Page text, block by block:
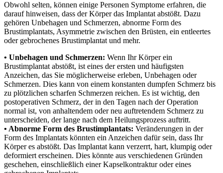
Obwohl selten, können einige Personen Symptome erfahren, die
darauf hinweisen, dass der Körper das Implantat abstößt. Dazu
gehören Unbehagen und Schmerzen, abnorme Form des
Brustimplantats, Asymmetrie zwischen den Brüsten, ein entleertes
oder gebrochenes Brustimplantat und mehr.
• Unbehagen und Schmerzen: Wenn Ihr Körper ein
Brustimplantat abstößt, ist eines der ersten und häufigsten
Anzeichen, das Sie möglicherweise erleben, Unbehagen oder
Schmerzen. Dies kann von einem konstanten dumpfen Schmerz bis
zu plötzlichen scharfen Schmerzen reichen. Es ist wichtig, den
postoperativen Schmerz, der in den Tagen nach der Operation
normal ist, von anhaltendem oder neu auftretendem Schmerz zu
unterscheiden, der lange nach dem Heilungsprozess auftritt.
• Abnorme Form des Brustimplantats: Veränderungen in der
Form des Implantats könnten ein Anzeichen dafür sein, dass Ihr
Körper es abstößt. Das Implantat kann verzerrt, hart, klumpig oder
deformiert erscheinen. Dies könnte aus verschiedenen Gründen
geschehen, einschließlich einer Kapselkontraktur oder eines